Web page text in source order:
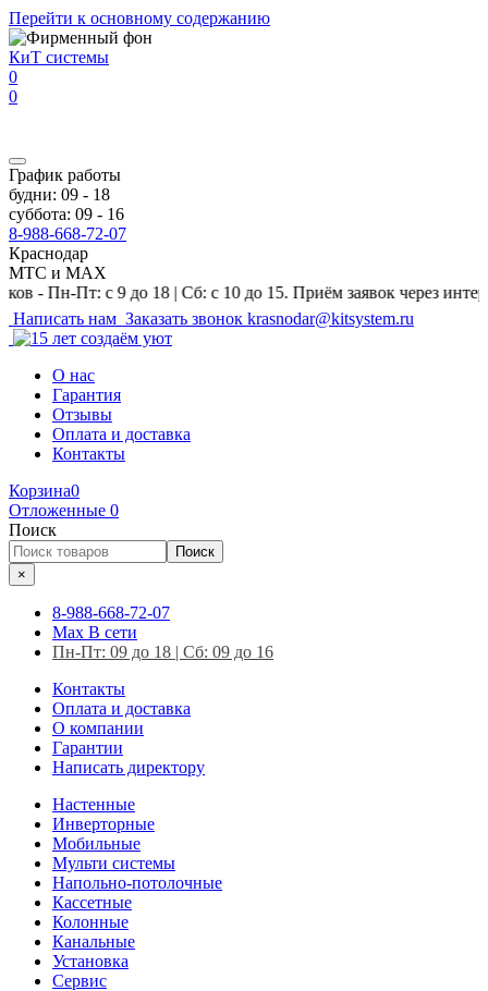
Перейти к основному содержанию
КиТ системы
0
0
График работы
будни: 09 - 18
суббота: 09 - 16
8-988-668-72-07
Краснодар
МТС и MAX
с 9 до 18 | Сб: с 10 до 15. Приём заявок через интернет-
Написать нам Заказать звонок krasnodar@kitsystem.ru
О нас
Гарантия
Отзывы
Оплата и доставка
Контакты
Корзина0
Отложенные 0
Поиск
Поиск
×
8-988-668-72-07
Max В сети
Пн-Пт: 09 до 18 | Сб: 09 до 16
Контакты
Оплата и доставка
О компании
Гарантии
Написать директору
Настенные
Инверторные
Мобильные
Мульти системы
Напольно-потолочные
Кассетные
Колонные
Канальные
Установка
Сервис